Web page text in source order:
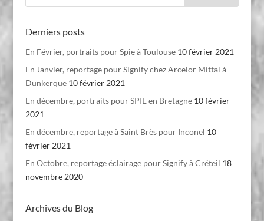
Derniers posts
En Février, portraits pour Spie à Toulouse 10 février 2021
En Janvier, reportage pour Signify chez Arcelor Mittal à
Dunkerque 10 février 2021
En décembre, portraits pour SPIE en Bretagne 10 février
2021
En décembre, reportage à Saint Brès pour Inconel 10
février 2021
En Octobre, reportage éclairage pour Signify à Créteil 18
novembre 2020
Archives du Blog